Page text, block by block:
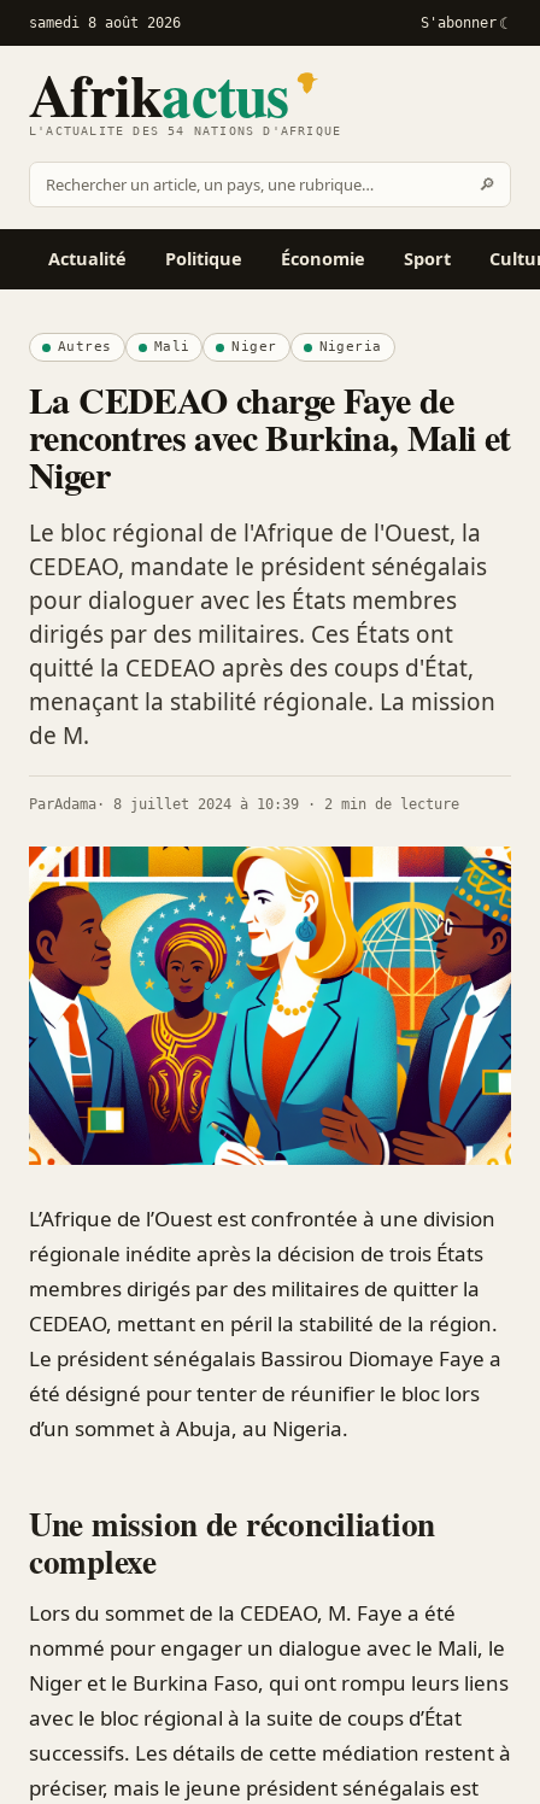
samedi 8 août 2026 S'abonner
Afrikactus
L'ACTUALITÉ DES 54 NATIONS D'AFRIQUE
Rechercher
sur
Afrikactus
🔎
Actualité Politique Économie Sport
Autres Mali Niger Nigeria
La CEDEAO charge Faye de
rencontres avec Burkina, Mali et
Niger
Le bloc régional de l'Afrique de l'Ouest, la
CEDEAO, mandate le président sénégalais
pour dialoguer avec les États membres
dirigés par des militaires. Ces États ont
quitté la CEDEAO après des coups d'État,
menaçant la stabilité régionale. La mission
de M.
ParAdama · 8 juillet 2024 à 10:39 · 2 min de lecture
L’Afrique de l’Ouest est confrontée à une division
régionale inédite après la décision de trois États
membres dirigés par des militaires de quitter la
CEDEAO, mettant en péril la stabilité de la région.
Le président sénégalais Bassirou Diomaye Faye a
été désigné pour tenter de réunifier le bloc lors
d’un sommet à Abuja, au Nigeria.
Une mission de réconciliation
complexe
Lors du sommet de la CEDEAO, M. Faye a été
nommé pour engager un dialogue avec le Mali, le
Niger et le Burkina Faso, qui ont rompu leurs liens
avec le bloc régional à la suite de coups d’État
successifs. Les détails de cette médiation restent à
préciser, mais le jeune président sénégalais est